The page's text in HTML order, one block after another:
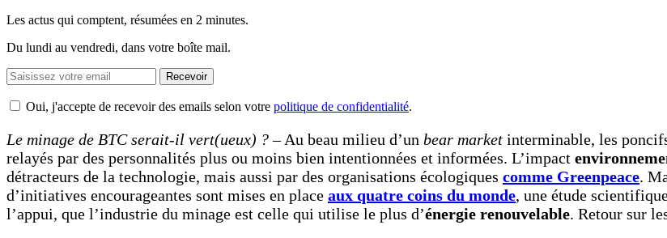
Les actus qui comptent, résumées en 2 minutes.
Du lundi au vendredi, dans votre boîte mail.
Recevoir
Oui, j'accepte de recevoir des emails selon votre politique de confidentialité.
Le minage de BTC serait-il vert(ueux) ?– Au beau milieu d’un bear market interminable, les
relayés par des personnalités plus ou moins bien intentionnées et informées. L’impact
détracteurs de la technologie, mais aussi par des organisations écologiques comme Greenpeace.
d’initiatives encourageantes sont mises en place aux quatre coins du monde, une étude
l’appui, que l’industrie du minage est celle qui utilise le plus d’énergie renouvelable. Retour sur